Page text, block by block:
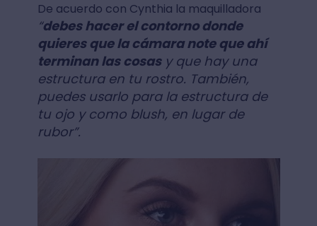
De acuerdo con Cynthia la maquilladora
“debes hacer el contorno donde
quieres que la cámara note que ahí
terminan las cosasy que hay una
estructura en tu rostro. También,
puedes usarlo para la estructura de
tu ojo y como blush, en lugar de
rubor”.